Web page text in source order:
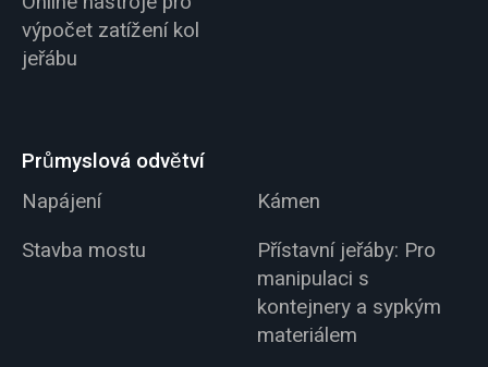
výpočet zatížení kol
jeřábu
Průmyslová odvětví
Napájení
Kámen
Stavba mostu
Přístavní jeřáby: Pro
manipulaci s
kontejnery a sypkým
materiálem